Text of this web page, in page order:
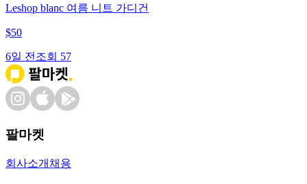
Leshop blanc 여름 니트 가디건
$50
6일 전 조회 57
팔마켓
회사소개 채용